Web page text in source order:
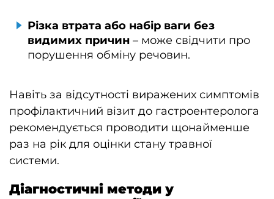
Різка втрата або набір ваги без
видимих причин – може свідчити про
порушення обміну речовин.
Навіть за відсутності виражених симптомів
профілактичний візит до гастроентеролога
рекомендується проводити щонайменше
раз на рік для оцінки стану травної
системи.
Діагностичні методи у